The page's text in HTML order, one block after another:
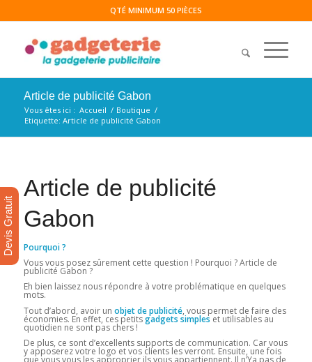
QTÉ MINIMUM 50 PIÈCES
Article de publicité Gabon
Vous êtes ici : Accueil / Boutique /
Etiquette: Article de publicité Gabon
Article de publicité
Gabon
Pourquoi ?
Vous vous posez sûrement cette question ! Pourquoi ? Article de
publicité Gabon ?
Eh bien laissez nous répondre à votre problématique en quelques
mots.
Tout d’abord, avoir un objet de publicité, vous permet de faire des
économies. En effet, ces petitsgadgets simples et utilisables au
quotidien ne sont pas chers !
De plus, ce sont d’excellents supports de communication. Car vous
y apposerez votre logo et vos clients les verront. Ensuite, une fois
que vous vous les approprier ils vous appartiennent. Il n’Ya pas de
Devis Gratuit